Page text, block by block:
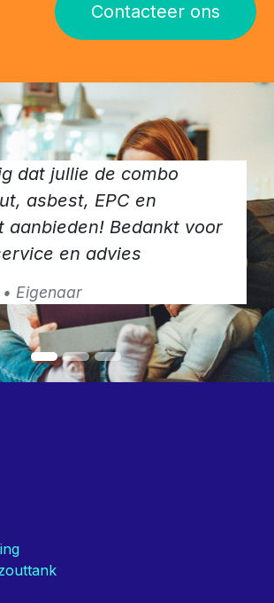
Contacteer ons
dat jullie de combo
asbest, EPC en
aanbieden! Bedankt voor
en advies
• Eigenaar